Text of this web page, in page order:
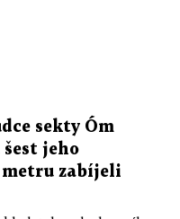
sekty Óm
jeho
metru zabíjeli